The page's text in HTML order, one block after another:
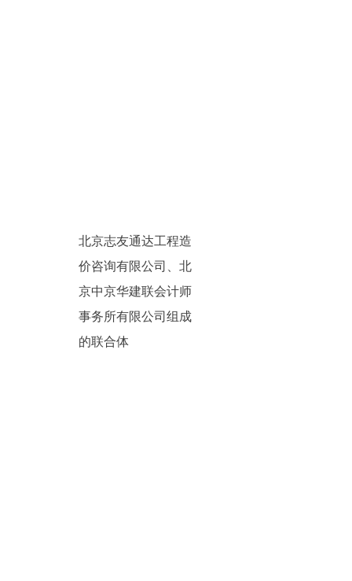
北京志友通达工程造
价咨询有限公司、北
京中京华建联会计师
事务所有限公司组成
的联合体